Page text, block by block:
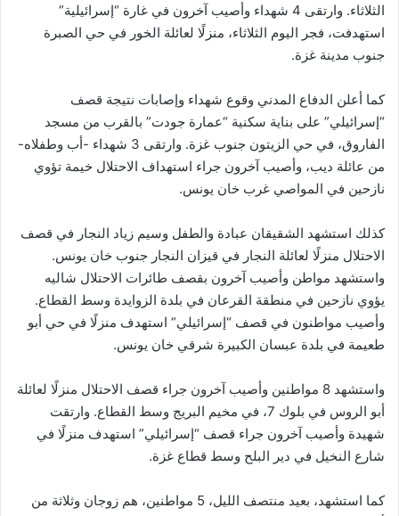
الثلاثاء. وارتقى 4 شهداء وأصيب آخرون في غارة “إسرائيلية”
استهدفت، فجر اليوم الثلاثاء، منزلًا لعائلة الخور في حي الصبرة
جنوب مدينة غزة.
كما أعلن الدفاع المدني وقوع شهداء وإصابات نتيجة قصف
“إسرائيلي” على بناية سكنية “عمارة جودت” بالقرب من مسجد
الفاروق، في حي الزيتون جنوب غزة. وارتقى 3 شهداء -أب وطفلاه-
من عائلة ديب، وأصيب آخرون جراء استهداف الاحتلال خيمة تؤوي
نازحين في المواصي غرب خان يونس.
كذلك استشهد الشقيقان عبادة والطفل وسيم زياد النجار في قصف
الاحتلال منزلًا لعائلة النجار في قيزان النجار جنوب خان يونس.
واستشهد مواطن وأصيب آخرون بقصف طائرات الاحتلال شاليه
يؤوي نازحين في منطقة القرعان في بلدة الزوايدة وسط القطاع.
وأصيب مواطنون في قصف “إسرائيلي” استهدف منزلًا في حي أبو
طعيمة في بلدة عبسان الكبيرة شرقي خان يونس.
واستشهد 8 مواطنين وأصيب آخرون جراء قصف الاحتلال منزلًا لعائلة
أبو الروس في بلوك 7، في مخيم البريج وسط القطاع. وارتقت
شهيدة وأصيب آخرون جراء قصف “إسرائيلي” استهدف منزلًا في
شارع النخيل في دير البلح وسط قطاع غزة.
كما استشهد، بعيد منتصف الليل، 5 مواطنين، هم زوجان وثلاثة من